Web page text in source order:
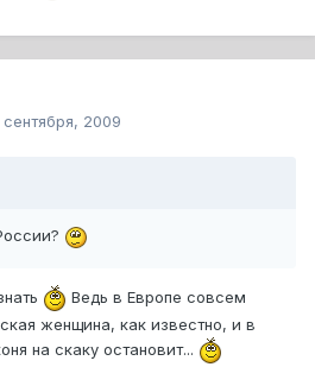
сентября, 2009
Ведь в Европе совсем
женщина, как известно, и в
на скаку остановит...